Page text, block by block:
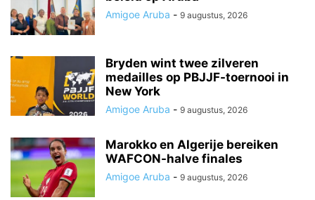
Amigoe Aruba - 9 augustus, 2026
Bryden wint twee zilveren
medailles op PBJJF-toernooi in
New York
Amigoe Aruba - 9 augustus, 2026
Marokko en Algerije bereiken
WAFCON-halve finales
Amigoe Aruba - 9 augustus, 2026